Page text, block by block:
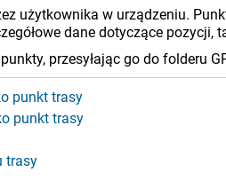
użytkownika w urządzeniu.
dane dotyczące pozycji,
przesyłając go do folderu
punkt trasy
punkt trasy
trasy